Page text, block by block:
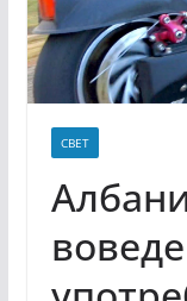
СВЕТ